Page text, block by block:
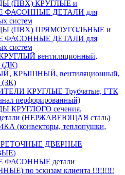
(ПВХ) КРУГЛЫЕ и
ДЕТАЛИ для
систем
(ПВХ) ПРЯМОУГОЛЬНЫЕ и
ДЕТАЛИ для
систем
вентиляционный,
(ДК)
КРЫШНЫЙ, вентиляционный,
(ЗК)
КРУГЛЫЕ Трубчатые, ГТК
перфорированный)
КРУГЛОГО сечения,
(НЕРЖАВЕЮЩАЯ сталь)
(конвекторы, теплопушки,
ДВЕРНЫЕ
детали
по эскизам клиента !!!!!!!!!